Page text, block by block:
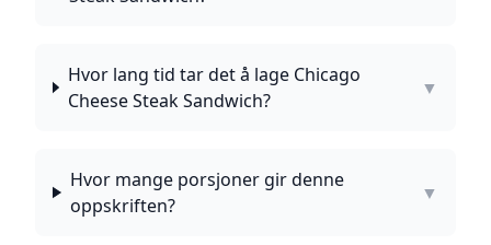
Hvor lang tid tar det å lage Chicago
Cheese Steak Sandwich?
▼
Hvor mange porsjoner gir denne
oppskriften?
▼